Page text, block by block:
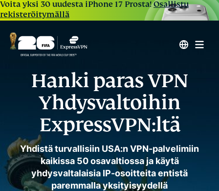
Voita yksi 30 uudesta iPhone 17 Prosta!Osallistu
rekisteröitymällä
Hanki paras VPN
Yhdysvaltoihin
ExpressVPN:ltä
Yhdistä turvallisiin USA:n VPN-palvelimiin
kaikissa 50 osavaltiossa ja käytä
yhdysvaltalaisia IP-osoitteita entistä
paremmalla yksityisyydellä